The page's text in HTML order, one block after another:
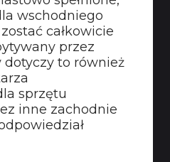
wschodniego
całkowicie
przez
to również
sprzętu
inne zachodnie